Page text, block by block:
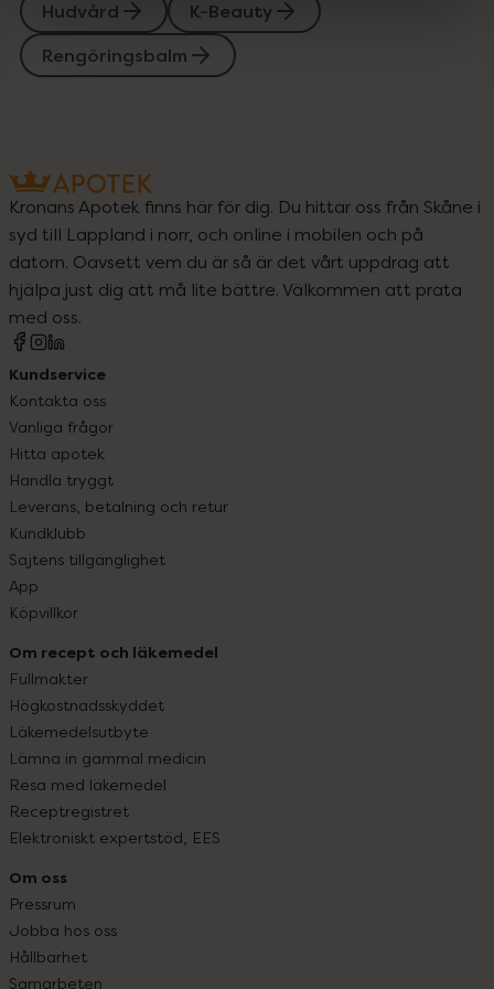
Hudvård
K-Beauty
Rengöringsbalm
Kronans Apotek finns här för dig. Du hittar oss från Skåne i
syd till Lappland i norr, och online i mobilen och på
datorn. Oavsett vem du är så är det vårt uppdrag att
hjälpa just dig att må lite bättre. Välkommen att prata
med oss.
Kundservice
Kontakta oss
Vanliga frågor
Hitta apotek
Handla tryggt
Leverans, betalning och retur
Kundklubb
Sajtens tillgänglighet
App
Köpvillkor
Om recept och läkemedel
Fullmakter
Högkostnadsskyddet
Läkemedelsutbyte
Lämna in gammal medicin
Resa med läkemedel
Receptregistret
Elektroniskt expertstöd, EES
Om oss
Pressrum
Jobba hos oss
Hållbarhet
Samarbeten